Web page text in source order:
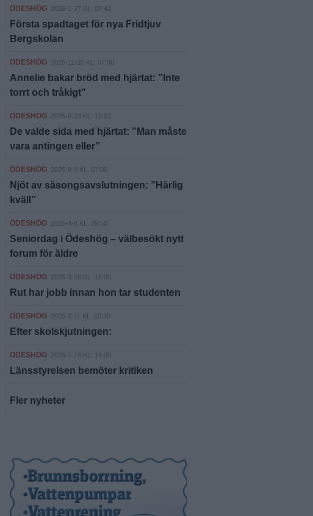
ÖDESHÖG 2026-1-27 KL. 07:42
Första spadtaget för nya Fridtjuv
Bergskolan
ÖDESHÖG 2025-11-25 KL. 07:00
Annelie bakar bröd med hjärtat: ”Inte
torrt och tråkigt”
ÖDESHÖG 2025-9-23 KL. 18:53
De valde sida med hjärtat: ”Man måste
vara antingen eller”
ÖDESHÖG 2025-9-9 KL. 07:00
Njöt av säsongsavslutningen: ”Härlig
kväll”
ÖDESHÖG 2025-4-8 KL. 09:50
Seniordag i Ödeshög – välbesökt nytt
forum för äldre
ÖDESHÖG 2025-3-28 KL. 16:00
Rut har jobb innan hon tar studenten
ÖDESHÖG 2025-2-11 KL. 10:30
Efter skolskjutningen:
ÖDESHÖG 2025-1-14 KL. 14:00
Länsstyrelsen bemöter kritiken
Fler nyheter